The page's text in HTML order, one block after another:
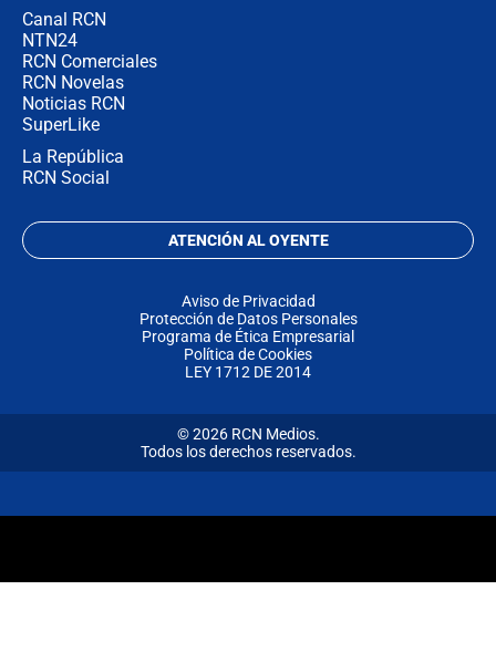
Canal RCN
NTN24
RCN Comerciales
RCN Novelas
Noticias RCN
SuperLike
La República
RCN Social
ATENCIÓN AL OYENTE
Aviso de Privacidad
Protección de Datos Personales
Programa de Ética Empresarial
Política de Cookies
LEY 1712 DE 2014
© 2026 RCN Medios.
Todos los derechos reservados.